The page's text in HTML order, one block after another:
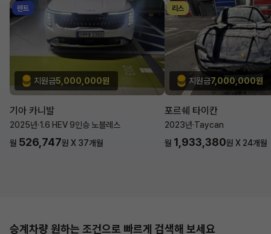
렌트
지원금5,000,000원
기아 카니발
2025년·1.6 HEV 9인승 노블레스
월 526,747원 X 37개월
리스
지원금7,000,000원
포르쉐 타이칸
2023년·Taycan
월 1,933,380원 X 24개월
승계차량 원하는 조건으로 빠르게 검색해 보세요